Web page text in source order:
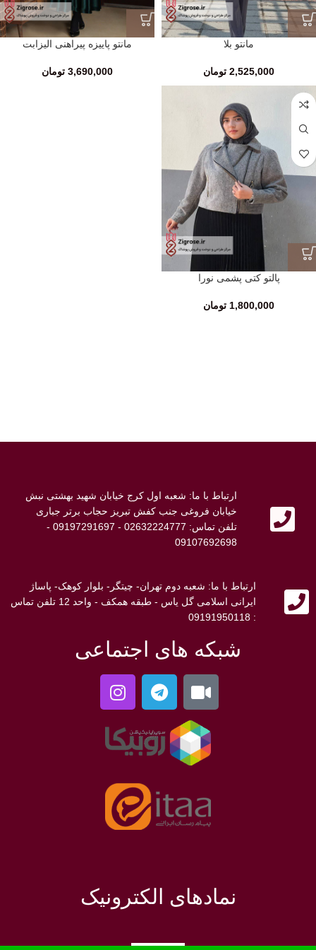
مانتو بلا
2,525,000 تومان
مانتو پاییزه پیراهنی الیزابت
3,690,000 تومان
پالتو کتی پشمی نورا
1,800,000 تومان
ارتباط با ما: شعبه اول کرج خیابان شهید بهشتی نبش
خیابان فروغی جنب کفش تبریز حجاب برتر جباری
تلفن تماس: 02632224777 - 09197291697 -
09107692698
ارتباط با ما: شعبه دوم تهران- چیتگر- بلوار کوهک- پاساژ
ایرانی اسلامی گل یاس - طبقه همکف - واحد 12 تلفن تماس
: 09191950118
شبکه های اجتماعی
نمادهای الکترونیک